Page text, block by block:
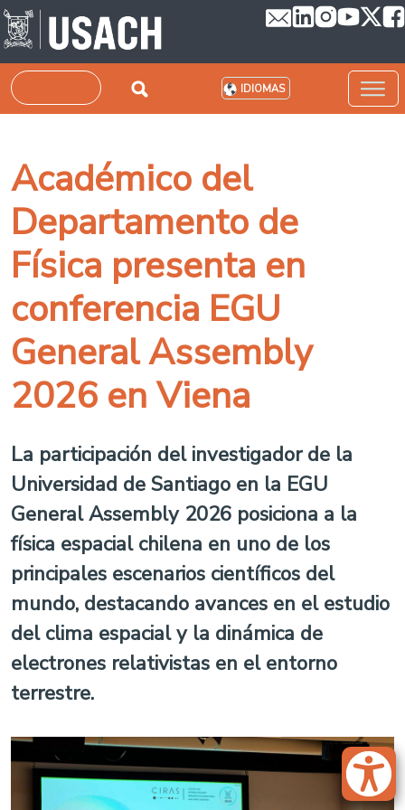
Pasar al contenido principal
Buscar IDIOMAS
Académico del
Departamento de
Física presenta en
conferencia EGU
General Assembly
2026 en Viena
La participación del investigador de la
Universidad de Santiago en la EGU
General Assembly 2026 posiciona a la
física espacial chilena en uno de los
principales escenarios científicos del
mundo, destacando avances en el estudio
del clima espacial y la dinámica de
electrones relativistas en el entorno
terrestre.